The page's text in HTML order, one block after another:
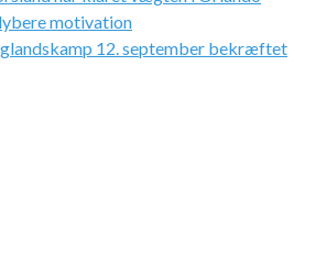
motivation
12. september bekræftet